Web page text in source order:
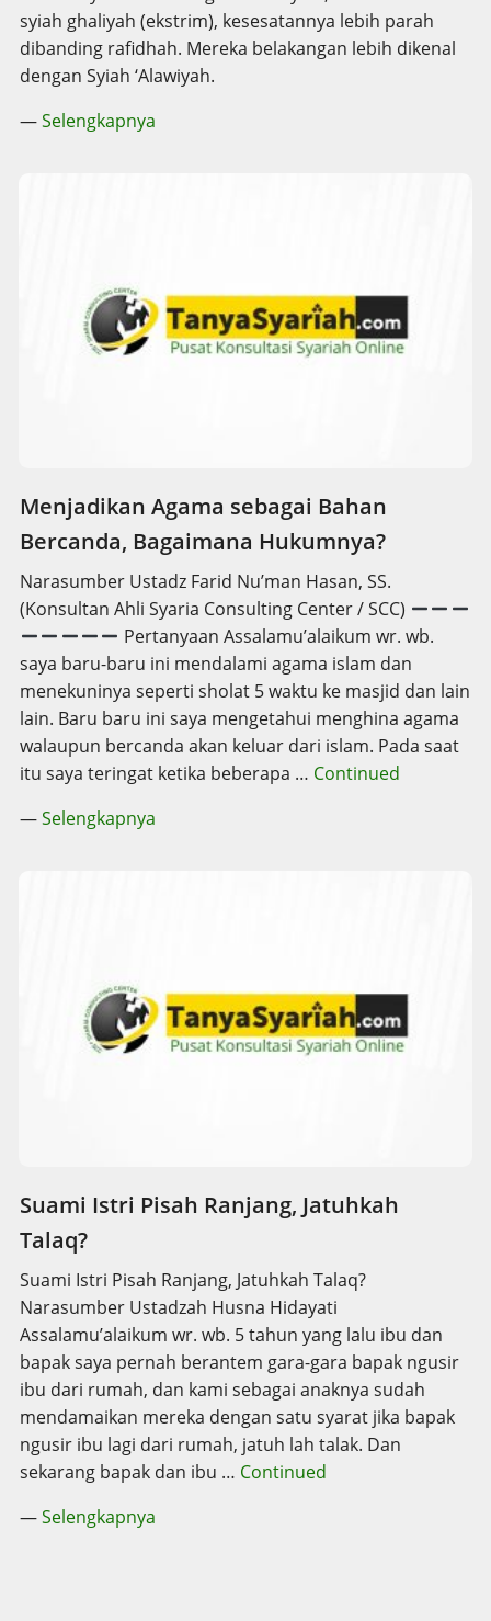
syiah ghaliyah (ekstrim), kesesatannya lebih parah
dibanding rafidhah. Mereka belakangan lebih dikenal
dengan Syiah ‘Alawiyah.
—Selengkapnya
Menjadikan Agama sebagai Bahan
Bercanda, Bagaimana Hukumnya?
Narasumber Ustadz Farid Nu’man Hasan, SS.
(Konsultan Ahli Syaria Consulting Center / SCC)
Pertanyaan Assalamu’alaikum wr. wb.
saya baru-baru ini mendalami agama islam dan
menekuninya seperti sholat 5 waktu ke masjid dan lain
lain. Baru baru ini saya mengetahui menghina agama
walaupun bercanda akan keluar dari islam. Pada saat
itu saya teringat ketika beberapa … Continued
—Selengkapnya
Suami Istri Pisah Ranjang, Jatuhkah
Talaq?
Suami Istri Pisah Ranjang, Jatuhkah Talaq?
Narasumber Ustadzah Husna Hidayati
Assalamu’alaikum wr. wb. 5 tahun yang lalu ibu dan
bapak saya pernah berantem gara-gara bapak ngusir
ibu dari rumah, dan kami sebagai anaknya sudah
mendamaikan mereka dengan satu syarat jika bapak
ngusir ibu lagi dari rumah, jatuh lah talak. Dan
sekarang bapak dan ibu … Continued
—Selengkapnya